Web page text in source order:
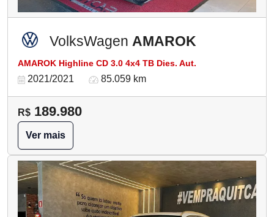
VolksWagen AMAROK
AMAROK Highline CD 3.0 4x4 TB Dies. Aut.
2021/2021 85.059 km
R$ 189.980
Ver mais